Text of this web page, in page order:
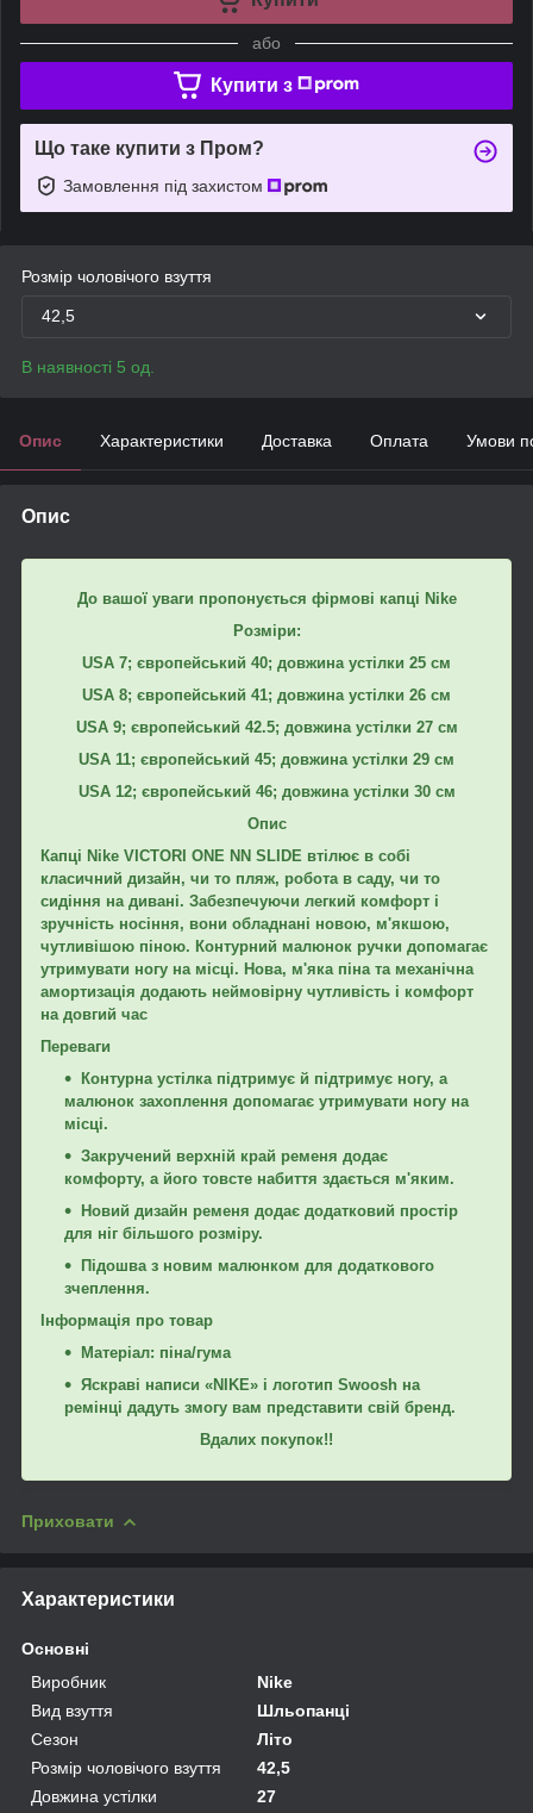
або
Купити з
Що таке купити з Пром?
Замовлення під захистом
Розмір чоловічого взуття
42,5
В наявності 5 од.
Опис Характеристики Доставка Оплата Умови
Опис
До вашої уваги пропонується фірмові капці Nike
Розміри:
USA 7; європейський 40; довжина устілки 25 см
USA 8; європейський 41; довжина устілки 26 см
USA 9; європейський 42.5; довжина устілки 27 см
USA 11; європейський 45; довжина устілки 29 см
USA 12; європейський 46; довжина устілки 30 см
Опис
Капці Nike VICTORI ONE NN SLIDE втілює в собі
класичний дизайн, чи то пляж, робота в саду, чи то
сидіння на дивані. Забезпечуючи легкий комфорт і
зручність носіння, вони обладнані новою, м'якшою,
чутливішою піною. Контурний малюнок ручки допомагає
утримувати ногу на місці. Нова, м'яка піна та механічна
амортизація додають неймовірну чутливість і комфорт
на довгий час
Переваги
Контурна устілка підтримує й підтримує ногу, а
малюнок захоплення допомагає утримувати ногу на
місці.
Закручений верхній край ременя додає
комфорту, а його товсте набиття здається м'яким.
Новий дизайн ременя додає додатковий простір
для ніг більшого розміру.
Підошва з новим малюнком для додаткового
зчеплення.
Інформація про товар
Матеріал: піна/гума
Яскраві написи «NIKE» і логотип Swoosh на
ремінці дадуть змогу вам представити свій бренд.
Вдалих покупок!!
Приховати
Характеристики
Основні
Виробник
Nike
Вид взуття
Шльопанці
Сезон
Літо
Розмір чоловічого взуття
42,5
Довжина устілки
27